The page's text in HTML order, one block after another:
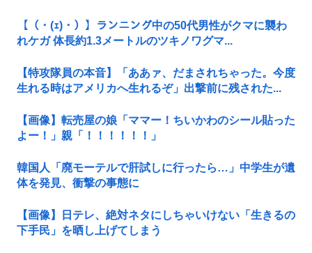
【（・(ｪ)・）】ランニング中の50代男性がクマに襲わ
れケガ 体長約1.3メートルのツキノワグマ...
【特攻隊員の本音】「ああァ、だまされちゃった。今度
生れる時はアメリカへ生れるぞ」出撃前に残された...
【画像】転売屋の娘「ママー！ちいかわのシール貼った
よー！」親「！！！！！！」
韓国人「廃モーテルで肝試しに行ったら…」中学生が遺
体を発見、衝撃の事態に
【画像】日テレ、絶対ネタにしちゃいけない「生きるの
下手民」を晒し上げてしまう